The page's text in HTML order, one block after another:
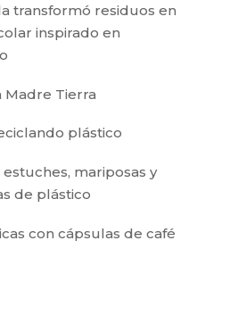
transformó residuos en
inspirado en
Madre Tierra
plástico
mariposas y
de plástico
con cápsulas de café